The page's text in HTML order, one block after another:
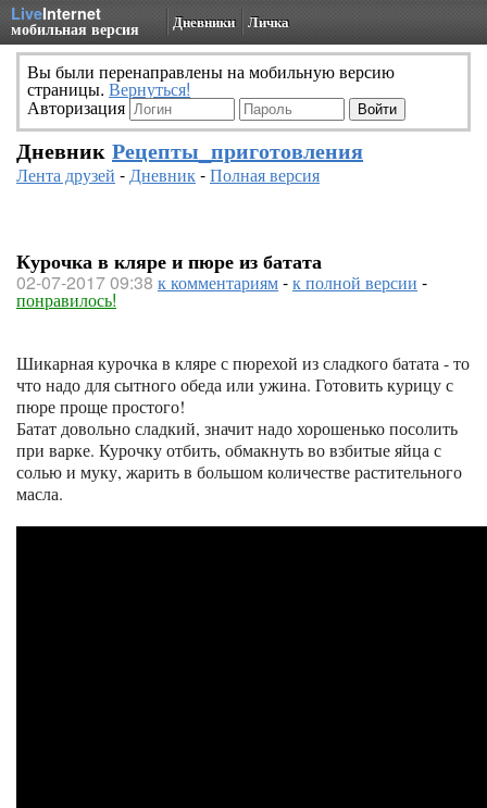
LiveInternet
мобильная версия Дневники Личка
Вы были перенаправлены на мобильную версию
страницы. Вернуться!
Авторизация
Дневник Рецепты_приготовления
Лента друзей -Дневник-Полная версия
Курочка в кляре и пюре из батата
02-07-2017 09:38 к комментариям-к полной версии -
понравилось!
Шикарная курочка в кляре с пюрехой из сладкого батата - то
что надо для сытного обеда или ужина. Готовить курицу с
пюре проще простого!
Батат довольно сладкий, значит надо хорошенько посолить
при варке. Курочку отбить, обмакнуть во взбитые яйца с
солью и муку, жарить в большом количестве растительного
масла.